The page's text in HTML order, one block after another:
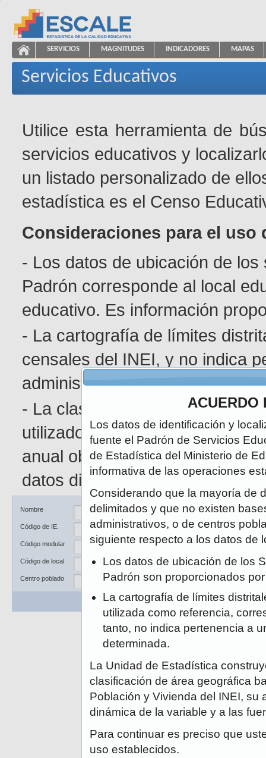
ESCALE - Unidad de Estadística Educativa
Servicios Educativos
NAVEGACIÓN
SERVICIOS MAGNITUDES INDICADORES MAPAS
Servicios Educativos
Utilice esta herramienta de
servicios educativos y
un listado personalizado de
estadística es el Censo
Consideraciones para el uso
- Los datos de ubicación de
Padrón corresponde al local
educativo. Es información
- La cartografía de límites
censales del INEI, y no indica
administrativa determinada.
- La clasificación de área
utilizado en el Censo de
anual obedece a la naturaleza
datos disponibles.
Nombre
Código de IE.
Código modular
Código de local
Centro poblado
Ubicación DRE / UGEL
Departamento
Distrito
Buscar Limpiar
ACUERDO
Los datos de identificación y
fuente el Padrón de Servicios
de Estadística del Ministerio de
informativa de las operaciones
Considerando que la mayoría de
delimitados y que no existen
administrativos, o de centros
siguiente respecto a los datos de
Los datos de ubicación de los
Padrón son proporcionados
La cartografía de límites
utilizada como referencia,
tanto, no indica pertenencia a
determinada.
La Unidad de Estadística
clasificación de área geográfica
Población y Vivienda del INEI, su
dinámica de la variable y a las
Para continuar es preciso que
uso establecidos.